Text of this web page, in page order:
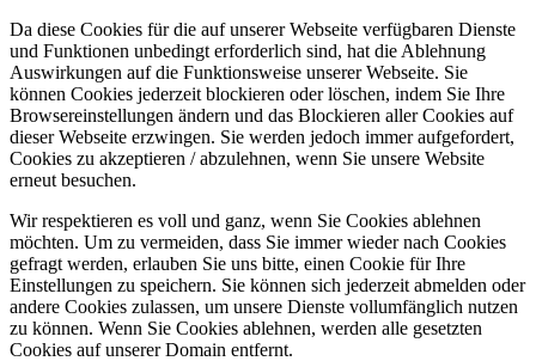
Da diese Cookies für die auf unserer Webseite verfügbaren Dienste
und Funktionen unbedingt erforderlich sind, hat die Ablehnung
Auswirkungen auf die Funktionsweise unserer Webseite. Sie
können Cookies jederzeit blockieren oder löschen, indem Sie Ihre
Browsereinstellungen ändern und das Blockieren aller Cookies auf
dieser Webseite erzwingen. Sie werden jedoch immer aufgefordert,
Cookies zu akzeptieren / abzulehnen, wenn Sie unsere Website
erneut besuchen.
Wir respektieren es voll und ganz, wenn Sie Cookies ablehnen
möchten. Um zu vermeiden, dass Sie immer wieder nach Cookies
gefragt werden, erlauben Sie uns bitte, einen Cookie für Ihre
Einstellungen zu speichern. Sie können sich jederzeit abmelden oder
andere Cookies zulassen, um unsere Dienste vollumfänglich nutzen
zu können. Wenn Sie Cookies ablehnen, werden alle gesetzten
Cookies auf unserer Domain entfernt.